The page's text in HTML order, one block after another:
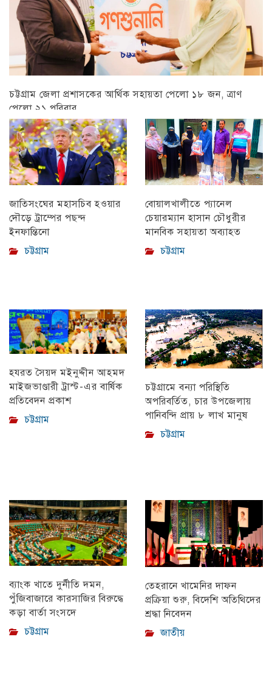
চট্টগ্রাম জেলা প্রশাসকের আর্থিক সহায়তা পেলো ১৮ জন, ত্রাণ
পেলো ২১ পরিবার
চট্টগ্রাম
জাতিসংঘের মহাসচিব হওয়ার
দৌড়ে ট্রাম্পের পছন্দ
ইনফান্তিনো
চট্টগ্রাম
বোয়ালখালীতে প্যানেল
চেয়ারম্যান হাসান চৌধুরীর
মানবিক সহায়তা অব্যাহত
চট্টগ্রাম
হযরত সৈয়দ মইনুদ্দীন আহমদ
মাইজভাণ্ডারী ট্রাস্ট-এর বার্ষিক
প্রতিবেদন প্রকাশ
চট্টগ্রাম
চট্টগ্রামে বন্যা পরিস্থিতি
অপরিবর্তিত, চার উপজেলায়
পানিবন্দি প্রায় ৮ লাখ মানুষ
চট্টগ্রাম
ব্যাংক খাতে দুর্নীতি দমন,
পুঁজিবাজারে কারসাজির বিরুদ্ধে
কড়া বার্তা সংসদে
চট্টগ্রাম
তেহরানে খামেনির দাফন
প্রক্রিয়া শুরু, বিদেশি অতিথিদের
শ্রদ্ধা নিবেদন
জাতীয়